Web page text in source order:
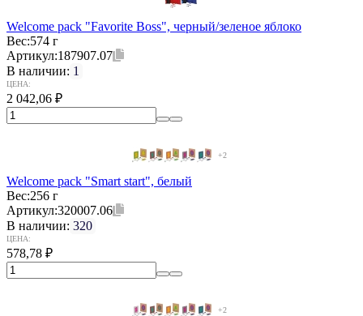
Welcome pack "Favorite Boss", черный/зеленое яблоко
Вес:574 г
Артикул:187907.07
В наличии: 1
ЦЕНА:
2 042,06 ₽
+2
Welcome pack "Smart start", белый
Вес:256 г
Артикул:320007.06
В наличии: 320
ЦЕНА:
578,78 ₽
+2